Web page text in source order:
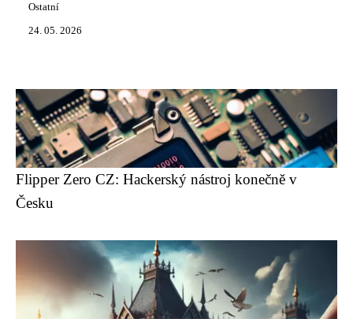
Ostatní
24. 05. 2026
Flipper Zero CZ: Hackerský nástroj konečně v
Česku